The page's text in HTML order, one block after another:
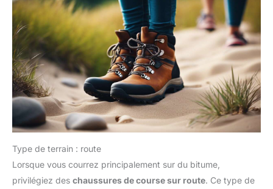
Type de terrain : route
Lorsque vous courrez principalement sur du bitume,
privilégiez des chaussures de course sur route. Ce type de